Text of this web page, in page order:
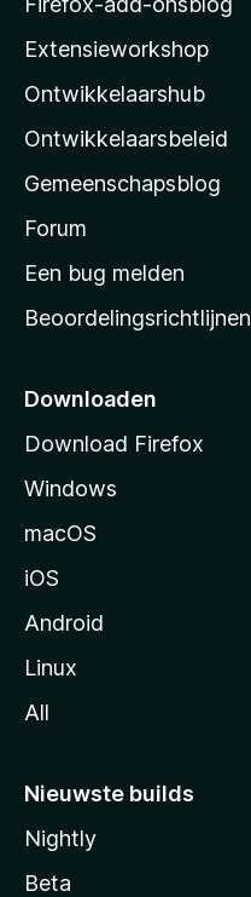
l
l
a
s
s
t
r
p
g
i
Extensieworkshop
Ontwikkelaarshub
Ontwikkelaarsbeleid
Gemeenschapsblog
Forum
Een bug melden
Beoordelingsrichtlijnen
Downloaden
Download Firefox
Windows
macOS
iOS
Android
Linux
All
Nieuwste builds
Nightly
Beta